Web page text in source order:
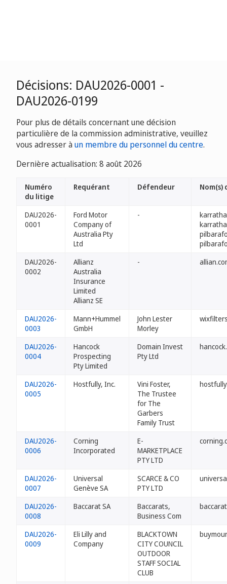
Décisions: DAU2026-0001 -
DAU2026-0199
Pour plus de détails concernant une décision
particulière de la commission administrative, veuillez
vous adresser àun membre du personnel du centre.
Dernière actualisation: 8 août 2026
Numéro
du litige
Requérant Défendeur Nom(s)
DAU2026-
0001
Ford Motor
Company of
Australia Pty
Ltd
-
DAU2026-
0002
Allianz
Australia
Insurance
Limited
Allianz SE
-
DAU2026-
0003
Mann+Hummel
GmbH
John Lester
Morley
DAU2026-
0004
Hancock
Prospecting
Pty Limited
Domain Invest
Pty Ltd
DAU2026-
0005
Hostfully, Inc.
Vini Foster,
The Trustee
for The
Garbers
Family Trust
DAU2026-
0006
Corning
Incorporated
E-
MARKETPLACE
PTY LTD
DAU2026-
0007
Universal
Genève SA
SCARCE & CO
PTY LTD
DAU2026-
0008
Baccarat SA
Baccarats,
Business Com
DAU2026-
0009
Eli Lilly and
Company
BLACKTOWN
CITY COUNCIL
OUTDOOR
STAFF SOCIAL
CLUB